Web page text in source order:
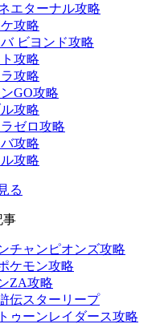
エターナル攻略
攻略
ビヨンド攻略
攻略
攻略
GO攻略
攻略
ゼロ攻略
攻略
攻略
る
事
チャンピオンズ攻略
ケモン攻略
ZA攻略
伝スターリープ
ゥーンレイダース攻略